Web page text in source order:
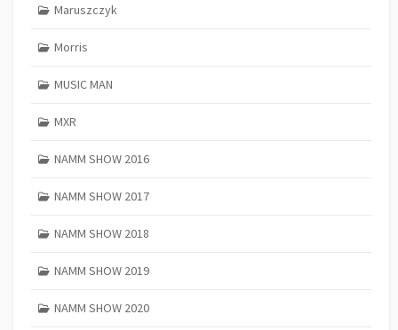
Maruszczyk
Morris
MUSIC MAN
MXR
NAMM SHOW 2016
NAMM SHOW 2017
NAMM SHOW 2018
NAMM SHOW 2019
NAMM SHOW 2020